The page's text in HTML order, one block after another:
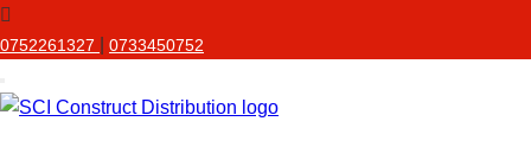
0752261327 0733450752